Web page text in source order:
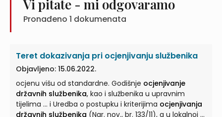
Vi pitate - mi odgovaramo
Pronađeno 1 dokumenata
Teret dokazivanja pri ocjenjivanju službenika
Objavljeno: 15.06.2022.
ocjenu višu od standardne. Godišnje ocjenjivanje
državnih službenika, kao i službenika u upravnim
tijelima ... i Uredba o postupku i kriterijima ocjenjivanja
državnih službenika (Nar. nov., br. 133/11), a u lokalnoj ...